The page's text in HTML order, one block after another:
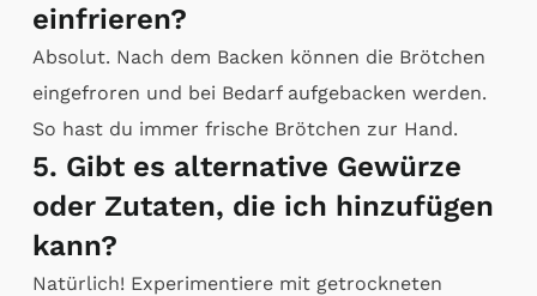
einfrieren?
Absolut. Nach dem Backen können die Brötchen
eingefroren und bei Bedarf aufgebacken werden.
So hast du immer frische Brötchen zur Hand.
5. Gibt es alternative Gewürze
oder Zutaten, die ich hinzufügen
kann?
Natürlich! Experimentiere mit getrockneten